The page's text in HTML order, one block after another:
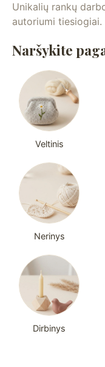
Unikalių rankų
autoriumi tiesiogiai.
Naršykite
Veltinis
Nerinys
Dirbinys